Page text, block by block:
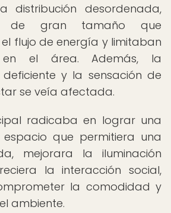
distribución desordenada,
de gran tamaño que
flujo de energía y limitaban
el área. Además, la
y la sensación de
se veía afectada.
radicaba en lograr una
que permitiera una
mejorara la iluminación
la interacción social,
la comodidad y
ambiente.